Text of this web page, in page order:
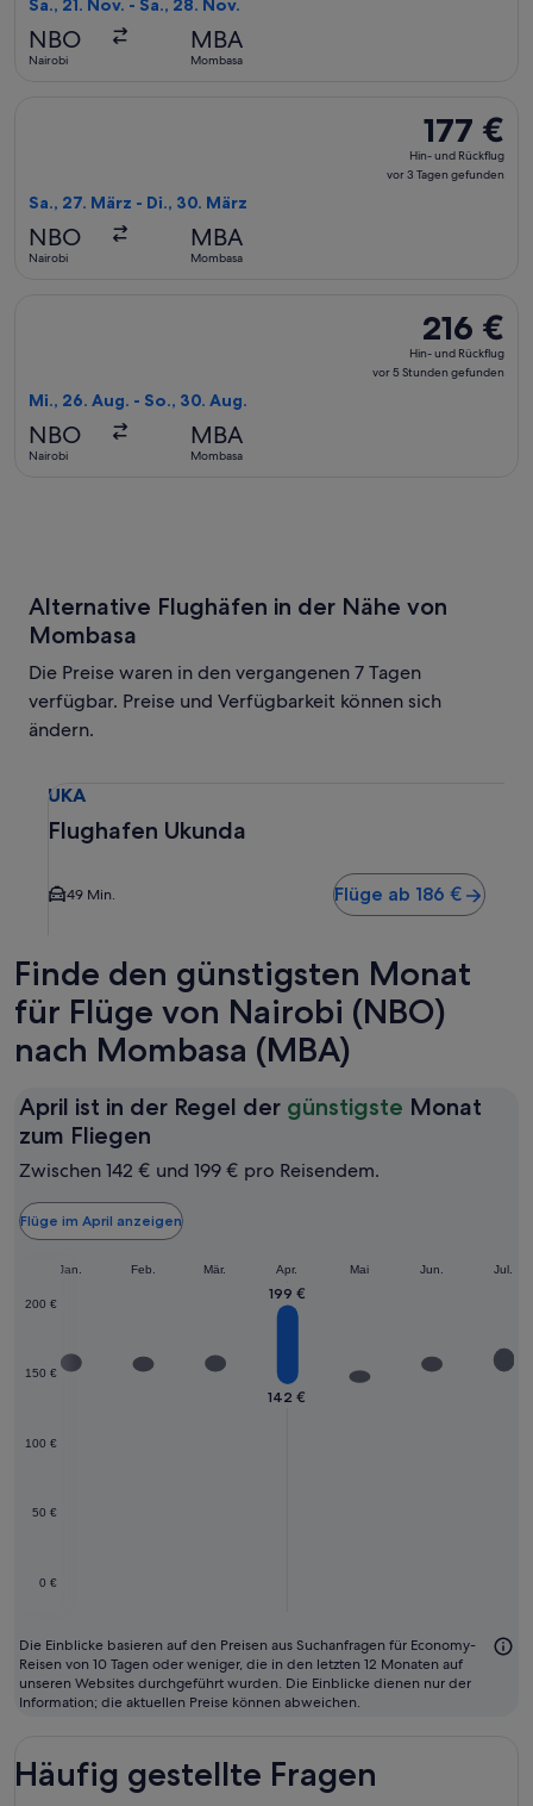
Sa., 21. Nov. - Sa., 28. Nov.
NBO
Nairobi
MBA
Mombasa
177 €
Hin-
und
177 €
Hin- und Rückflug
vor 3 Tagen gefunden
Sa., 27. März - Di., 30. März
NBO
Nairobi
MBA
Mombasa
216 €
Hin-
und
216 €
Hin- und Rückflug
vor 5 Stunden gefunden
Mi., 26. Aug. - So., 30. Aug.
NBO
Nairobi
MBA
Mombasa
Alternative Flughäfen in der Nähe von
Mombasa
Die Preise waren in den vergangenen 7 Tagen
verfügbar. Preise und Verfügbarkeit können sich
ändern.
UKA
Flughafen Ukunda
49 Min. Flüge ab 186 €
Finde den günstigsten Monat
für Flüge von Nairobi (NBO)
nach Mombasa (MBA)
April ist in der Regel der günstigste Monat
zum Fliegen
ist
der
Regel
der
zum
Zwischen 142 € und 199 € pro Reisendem.
Flüge im April anzeigen
0 €
50 €
100 €
150 €
200 €
Jan. Feb. Mär. Apr. Mai Jun. Jul.
142 €
199 €
Die Einblicke basieren auf den Preisen aus Suchanfragen für Economy-
Reisen von 10 Tagen oder weniger, die in den letzten 12 Monaten auf
unseren Websites durchgeführt wurden. Die Einblicke dienen nur der
Information; die aktuellen Preise können abweichen.
Häufig gestellte Fragen